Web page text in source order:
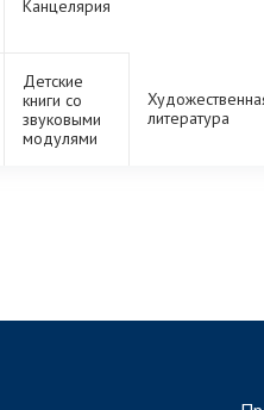
Канцелярия
Детские
книги со
звуковыми
модулями
литература